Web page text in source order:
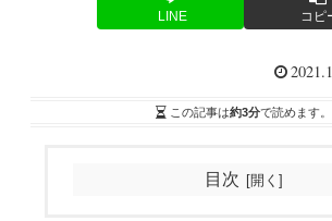
LINE コピ
この記事は約3分で読めます。
目次